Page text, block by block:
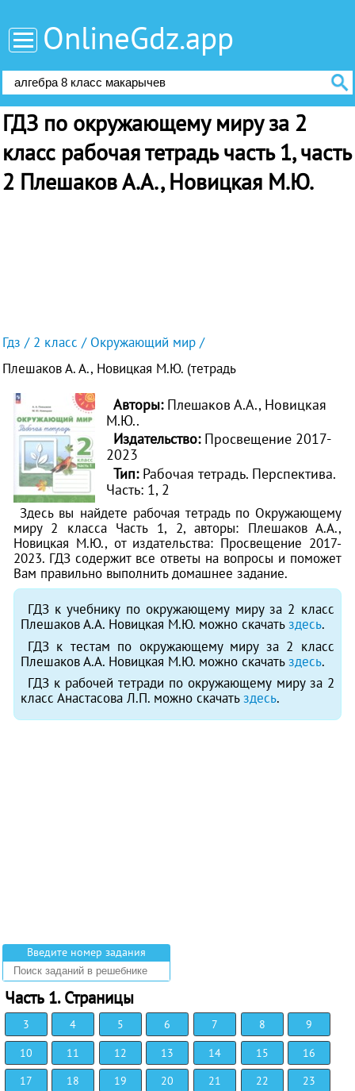
OnlineGdz.app
ГДЗ по окружающему миру за 2
класс рабочая тетрадь часть 1, часть
2 Плешаков А.А., Новицкая М.Ю.
Гдз 2 класс
Окружающий мир
Плешаков А. А., Новицкая М.Ю. (тетрадь
Авторы: Плешаков А.А., Новицкая
М.Ю..
Издательство: Просвещение 2017-
2023
Тип:Рабочая тетрадь. Перспектива.
Часть: 1, 2
Здесь вы найдете рабочая тетрадь по Окружающему
миру 2 класса Часть 1, 2, авторы: Плешаков А.А.,
Новицкая М.Ю., от издательства: Просвещение 2017-
2023. ГДЗ содержит все ответы на вопросы и поможет
Вам правильно выполнить домашнее задание.
ГДЗ к учебнику по окружающему миру за 2 класс
Плешаков А.А. Новицкая М.Ю. можно скачатьздесь.
ГДЗ к тестам по окружающему миру за 2 класс
Плешаков А.А. Новицкая М.Ю. можно скачатьздесь.
ГДЗ к рабочей тетради по окружающему миру за 2
класс Анастасова Л.П. можно скачатьздесь.
Введите номер задания
Часть 1. Страницы
3 4 5 6 7 8
9
10
11 12 13 14 15
16
17
18 19 20 21 22
23